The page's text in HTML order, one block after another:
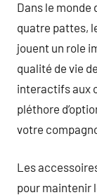
Dans le monde
quatre pattes,
jouent un role
qualité de vie
interactifs aux
pléthore
votre
Les
pour maintenir